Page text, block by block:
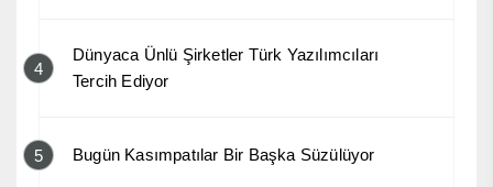
4
Dünyaca Ünlü Şirketler Türk Yazılımcıları
Tercih Ediyor
5 Bugün Kasımpatılar Bir Başka Süzülüyor